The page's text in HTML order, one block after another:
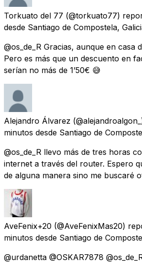
Torkuato del 77 (@torkuato77)
desde Santiago de Compostela,
@os_de_R Gracias, aunque en casa
Pero es más que un descuento en
serían no más de 1’50€ 😅
Alejandro Álvarez
minutos desde Santiago de
@os_de_R llevo más de tres horas
internet a través del router. Espero
de alguna manera sino me buscaré
AveFenix+20 (@AveFenixMas20)
minutos desde Santiago de
@urdanetta @OSKAR7878